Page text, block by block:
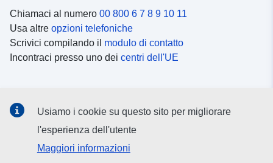
Chiamaci al numero 00 800 6 7 8 9 10 11
Usa altre opzioni telefoniche
Scrivici compilando il modulo di contatto
Incontraci presso uno dei centri dell'UE
Cerca icanali social
Usiamo i cookie su questo sito per migliorare
l'esperienza dell'utente
Maggiori informazioni